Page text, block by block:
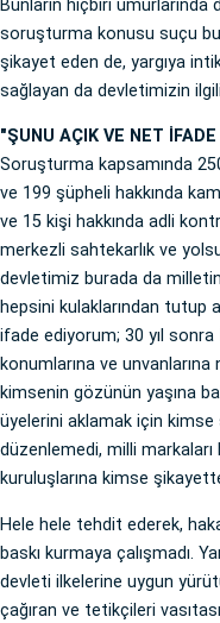
Bunların hiçbiri
soruşturma konusu suçu
şikayet eden de, yargıya
sağlayan da devletimizin ilgili
"ŞUNU AÇIK VE NET
Soruşturma kapsamında
ve 199 şüpheli hakkında
ve 15 kişi hakkında adli
merkezli sahtekarlık ve
devletimiz burada da milletin
hepsini kulaklarından tutup
ifade ediyorum; 30 yıl
konumlarına ve unvanlarına
kimsenin gözünün yaşına
üyelerini aklamak için
düzenlemedi, milli markaları
kuruluşlarına kimse
Hele hele tehdit ederek,
baskı kurmaya çalışmadı.
devleti ilkelerine uygun
çağıran ve tetikçileri